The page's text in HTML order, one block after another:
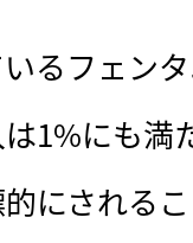
るフェン
1%にも満
にされる